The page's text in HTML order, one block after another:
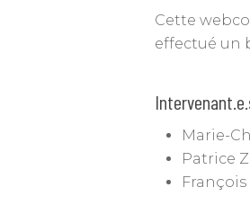
Cette
effectué un
Marie-
Patrice
François